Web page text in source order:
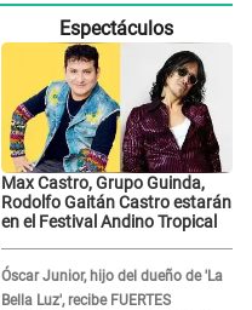
Espectáculos
Max Castro, Grupo Guinda,
Rodolfo Gaitán Castro estarán
en el Festival Andino Tropical
Óscar Junior, hijo del dueño de 'La
Bella Luz', recibe FUERTES